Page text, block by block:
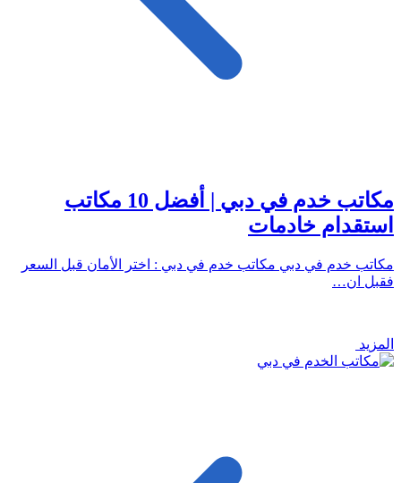
مكاتب خدم في دبي | أفضل 10 مكاتب
استقدام خادمات
مكاتب خدم في دبي مكاتب خدم في دبي : اختر الأمان قبل السعر
فقبل ان…
المزيد